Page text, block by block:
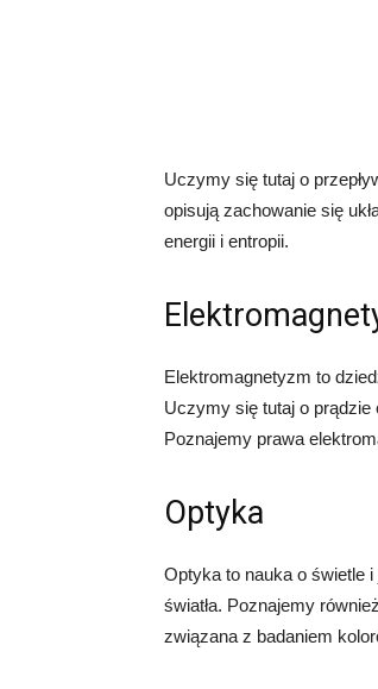
Uczymy się tutaj o
opisują zachowanie się
energii i entropii.
Elektromagnetyzm to
Uczymy się tutaj o
Poznajemy prawa
Optyka
Optyka to nauka o świetle
światła. Poznajemy
związana z badaniem